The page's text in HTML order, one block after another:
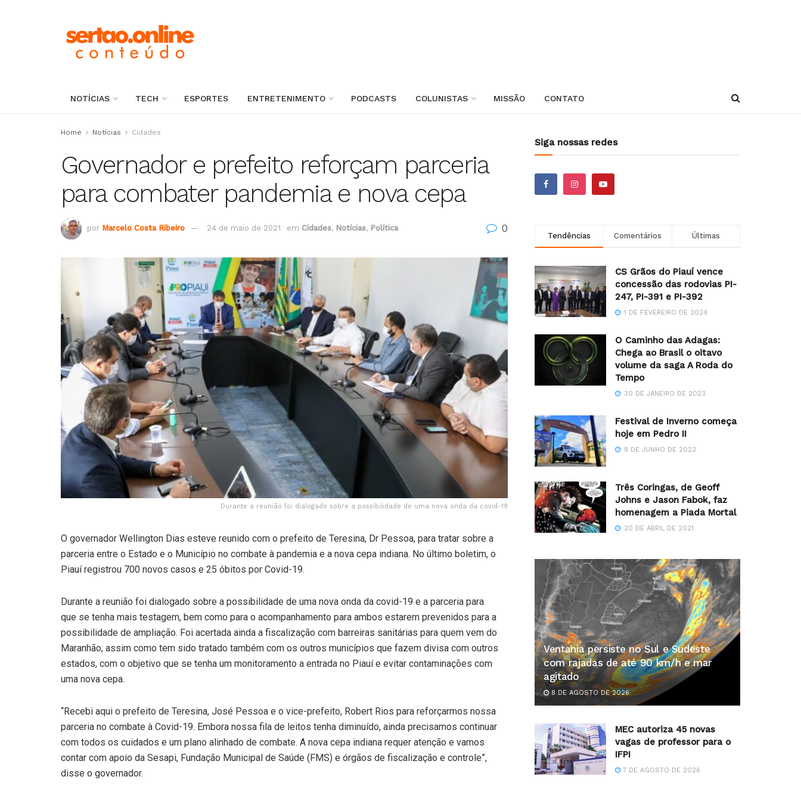
NOTÍCIAS TECH ESPORTES ENTRETENIMENTO PODCASTS COLUNISTAS MISSÃO CONTATO
Home Notícias Cidades
Governador e prefeito reforçam parceria
para combater pandemia e nova cepa
por Marcelo Costa Ribeiro 24 de maio de 2021 em Cidades, Notícias, Política 0
Durante a reunião foi dialogado sobre a possibilidade de uma nova onda da covid-19
O governador Wellington Dias esteve reunido com o prefeito de Teresina, Dr Pessoa, para tratar sobre a
parceria entre o Estado e o Município no combate à pandemia e a nova cepa indiana. No último boletim, o
Piauí registrou 700 novos casos e 25 óbitos por Covid-19.
Durante a reunião foi dialogado sobre a possibilidade de uma nova onda da covid-19 e a parceria para
que se tenha mais testagem, bem como para o acompanhamento para ambos estarem prevenidos para a
possibilidade de ampliação. Foi acertada ainda a fiscalização com barreiras sanitárias para quem vem do
Maranhão, assim como tem sido tratado também com os outros municípios que fazem divisa com outros
estados, com o objetivo que se tenha um monitoramento a entrada no Piauí e evitar contaminações com
uma nova cepa.
“Recebi aqui o prefeito de Teresina, José Pessoa e o vice-prefeito, Robert Rios para reforçarmos nossa
parceria no combate à Covid-19. Embora nossa fila de leitos tenha diminuído, ainda precisamos continuar
com todos os cuidados e um plano alinhado de combate. A nova cepa indiana requer atenção e vamos
contar com apoio da Sesapi, Fundação Municipal de Saúde (FMS) e órgãos de fiscalização e controle”,
disse o governador.
Siga nossas redes
Tendências Comentários Últimas
CS Grãos do Piauí vence
concessão das rodovias PI-
247, PI-391 e PI-392
1 DE FEVEREIRO DE 2024
O Caminho das Adagas:
Chega ao Brasil o oitavo
volume da saga A Roda do
Tempo
30 DE JANEIRO DE 2023
Festival de Inverno começa
hoje em Pedro II
8 DE JUNHO DE 2023
Três Coringas, de Geoff
Johns e Jason Fabok, faz
homenagem a Piada Mortal
20 DE ABRIL DE 2021
Ventania persiste no Sul e Sudeste
com rajadas de até 90 km/h e mar
agitado
8 DE AGOSTO DE 2026
MEC autoriza 45 novas
vagas de professor para o
IFPI
7 DE AGOSTO DE 2026